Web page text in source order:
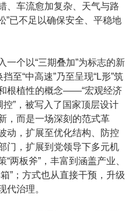
、车流愈加复杂、天气与路
”已不足以确保安全、平稳地
一个以“三期叠加”为标志的新
至“中高速”乃至呈现“L形”筑
根植性的概念——“宏观经济
控”，被写入了国家顶层设计
，而是一场深刻的范式革
动，扩展至优化结构、防控
门，扩展到党领导下多元机
两板斧”，丰富到涵盖产业、
”；方式也从直接干预，升级
代治理。